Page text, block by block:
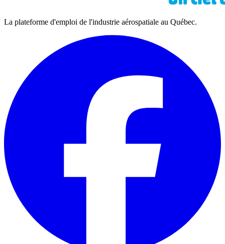
La plateforme d'emploi de l'industrie aérospatiale au Québec.